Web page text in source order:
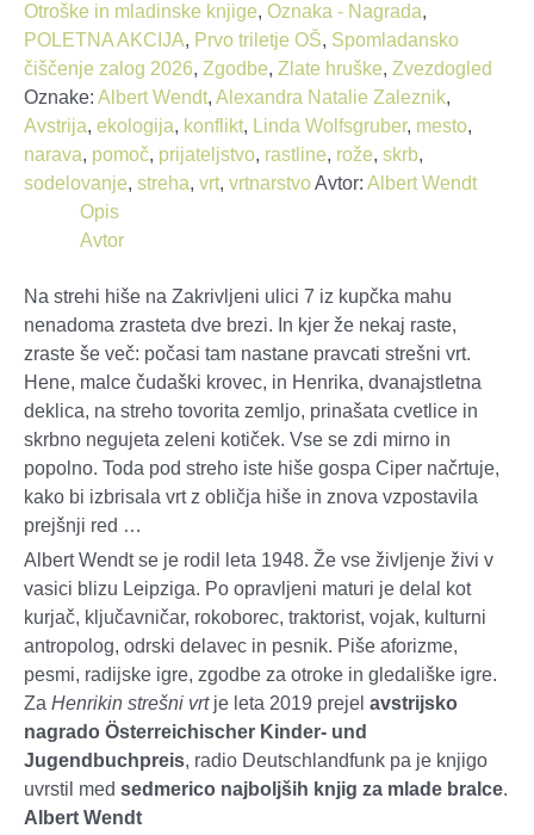
Otroške in mladinske knjige, Oznaka - Nagrada,
POLETNA AKCIJA, Prvo triletje OŠ, Spomladansko
čiščenje zalog 2026, Zgodbe, Zlate hruške, Zvezdogled
Oznake: Albert Wendt, Alexandra Natalie Zaleznik,
Avstrija, ekologija, konflikt, Linda Wolfsgruber, mesto,
narava, pomoč, prijateljstvo, rastline, rože, skrb,
sodelovanje, streha, vrt, vrtnarstvoAvtor: Albert Wendt
Opis
Avtor
Na strehi hiše na Zakrivljeni ulici 7 iz kupčka mahu
nenadoma zrasteta dve brezi. In kjer že nekaj raste,
zraste še več: počasi tam nastane pravcati strešni vrt.
Hene, malce čudaški krovec, in Henrika, dvanajstletna
deklica, na streho tovorita zemljo, prinašata cvetlice in
skrbno negujeta zeleni kotiček. Vse se zdi mirno in
popolno. Toda pod streho iste hiše gospa Ciper načrtuje,
kako bi izbrisala vrt z obličja hiše in znova vzpostavila
prejšnji red …
Albert Wendt se je rodil leta 1948. Že vse življenje živi v
vasici blizu Leipziga. Po opravljeni maturi je delal kot
kurjač, ključavničar, rokoborec, traktorist, vojak, kulturni
antropolog, odrski delavec in pesnik. Piše aforizme,
pesmi, radijske igre, zgodbe za otroke in gledališke igre.
Za Henrikin strešni vrtje leta 2019 prejel avstrijsko
nagrado Österreichischer Kinder- und
Jugendbuchpreis, radio Deutschlandfunk pa je knjigo
uvrstil med sedmerico najboljših knjig za mlade bralce.
Albert Wendt